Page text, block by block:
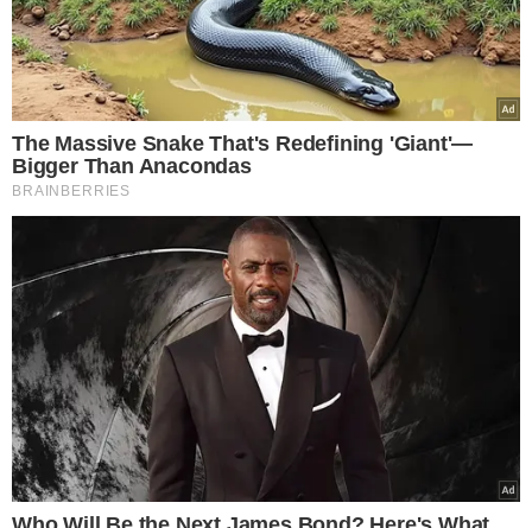
LEIA MAIS
LUA DE SANGUE
Primeiro eclipse total lunar
do ano será esta semana;
como ver do Brasil
TÓPICOS
ECLIPSE LUNAR ECLIPSE LUA
BRASIL